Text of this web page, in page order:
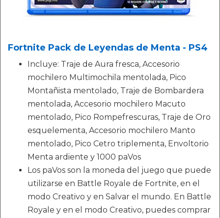
Fortnite Pack de Leyendas de Menta - PS4
Incluye: Traje de Aura fresca, Accesorio
mochilero Multimochila mentolada, Pico
Montañista mentolado, Traje de Bombardera
mentolada, Accesorio mochilero Macuto
mentolado, Pico Rompefrescuras, Traje de Oro
esquelementa, Accesorio mochilero Manto
mentolado, Pico Cetro triplementa, Envoltorio
Menta ardiente y 1000 paVos
Los paVos son la moneda del juego que puede
utilizarse en Battle Royale de Fortnite, en el
modo Creativo y en Salvar el mundo. En Battle
Royale y en el modo Creativo, puedes comprar